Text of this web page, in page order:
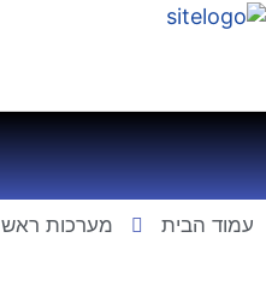
עמוד הבית מערכות ראש